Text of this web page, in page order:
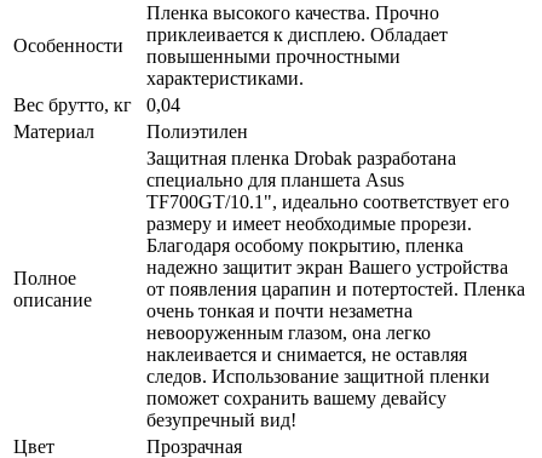
Особенности
Пленка высокого качества. Прочно
приклеивается к дисплею. Обладает
повышенными прочностными
характеристиками.
Вес брутто, кг
0,04
Материал
Полиэтилен
Полное
описание
Защитная пленка Drobak разработана
специально для планшета Asus
TF700GT/10.1", идеально соответствует его
размеру и имеет необходимые прорези.
Благодаря особому покрытию, пленка
надежно защитит экран Вашего устройства
от появления царапин и потертостей. Пленка
очень тонкая и почти незаметна
невооруженным глазом, она легко
наклеивается и снимается, не оставляя
следов. Использование защитной пленки
поможет сохранить вашему девайсу
безупречный вид!
Цвет
Прозрачная